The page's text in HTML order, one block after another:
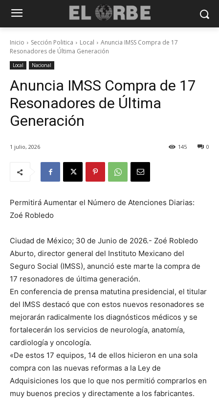
Inicio Sección Politica Local
Anuncia IMSS Compra de 17
Resonadores de Última Generación
Local Nacional
Anuncia IMSS Compra de 17
Resonadores de Última
Generación
1 julio, 2026 0
145
Permitirá Aumentar el Número de Atenciones Diarias:
Zoé Robledo
Ciudad de México; 30 de Junio de 2026.- Zoé Robledo
Aburto, director general del Instituto Mexicano del
Seguro Social (IMSS), anunció este marte la compra de
17 resonadores de última generación.
En conferencia de prensa matutina presidencial, el titular
del IMSS destacó que con estos nuevos resonadores se
mejorarán radicalmente los diagnósticos médicos y se
fortalecerán los servicios de neurología, anatomía,
cardiología y oncología.
«De estos 17 equipos, 14 de ellos hicieron en una sola
compra con las nuevas reformas a la Ley de
Adquisiciones los que lo que nos permitió comprarlos en
muy buenos precios y directamente a los fabricantes.